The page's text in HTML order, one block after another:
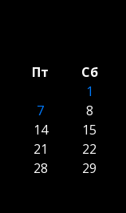
Пт
Сб
1
7
8
14
15
21
22
28
29